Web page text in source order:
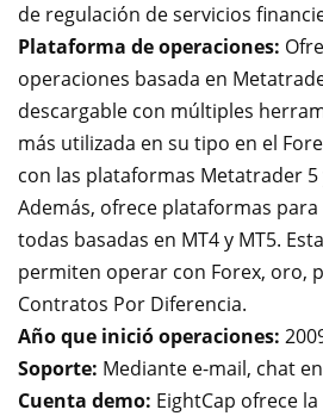
de regulación de servicios
Plataforma de operaciones:
operaciones basada en
descargable con múltiples
más utilizada en su tipo en el
con las plataformas Metatrader 5
Además, ofrece plataformas
todas basadas en MT4 y MT5.
permiten operar con Forex, oro,
Contratos Por Diferencia.
Año que inició operaciones:
Soporte: Mediante e-mail, chat
Cuenta demo: EightCap ofrece